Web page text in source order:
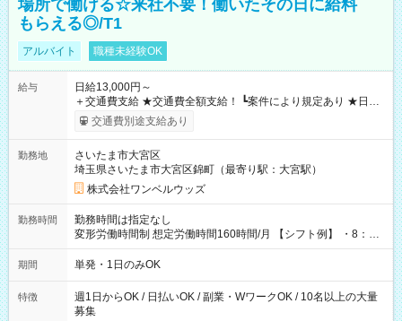
場所で働ける☆来社不要！働いたその日に給料
もらえる◎/T1
アルバイト 職種未経験OK
給与
日給13,000円～
＋交通費支給 ★交通費全額支給！ ┗案件により規定あり ★日払
いOK！（規定あり） ┗働いたその日に現金GET♪ お仕事後はコ
ンビニATMから 日払い分を引き落とせます！ 【試用期間】試
交通費別途支給あり
勤務地
さいたま市大宮区
埼玉県さいたま市大宮区錦町（最寄り駅：大宮駅）
株式会社ワンベルウッズ
勤務時間
勤務時間は指定なし
変形労働時間制 想定労働時間160時間/月 【シフト例】 ・8：00
～21：00
期間 単発・1日のみOK
特徴
週1日からOK / 日払いOK / 副業・WワークOK / 10名以上の大量
募集